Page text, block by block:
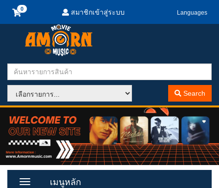
สมาชิกเข้าสู่ระบบ Languages
Search
Toggle
เมนูหลัก